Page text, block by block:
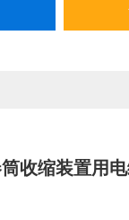
收缩装置用